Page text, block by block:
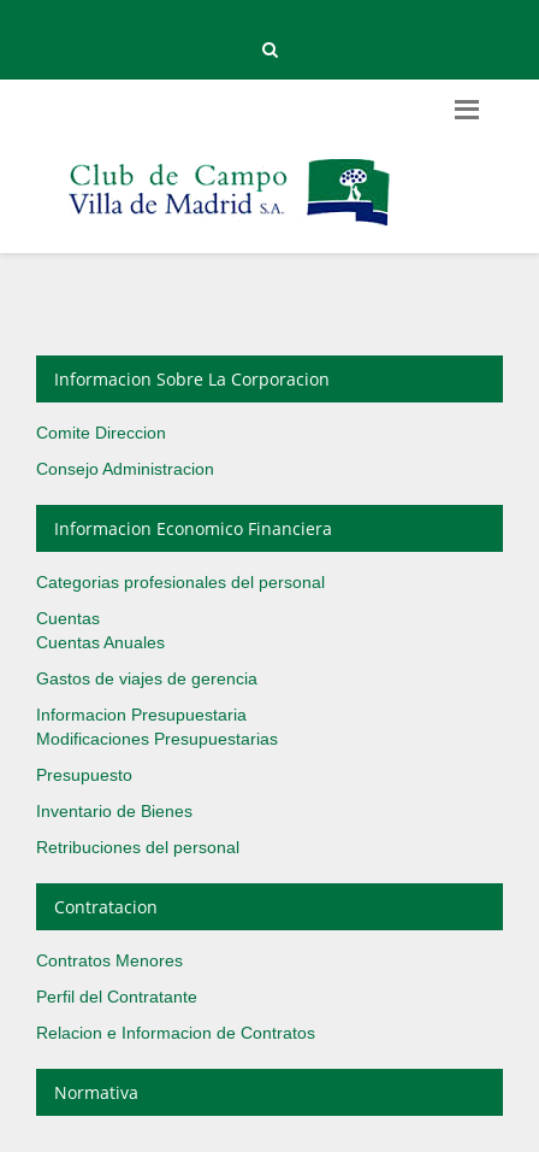
Informacion Sobre La Corporacion
Comite Direccion
Consejo Administracion
Informacion Economico Financiera
Categorias profesionales del personal
Cuentas
Cuentas Anuales
Gastos de viajes de gerencia
Informacion Presupuestaria
Modificaciones Presupuestarias
Presupuesto
Inventario de Bienes
Retribuciones del personal
Contratacion
Contratos Menores
Perfil del Contratante
Relacion e Informacion de Contratos
Normativa